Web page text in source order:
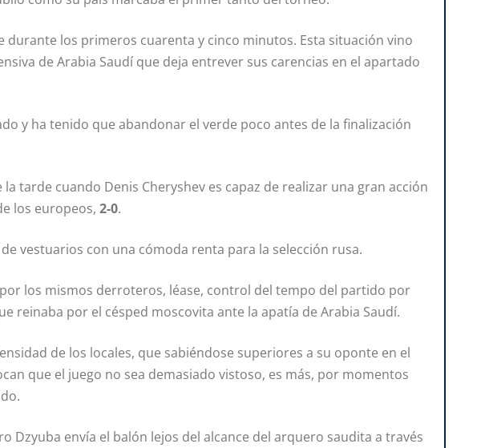
durante los primeros cuarenta y cinco minutos. Esta situación vino
de Arabia Saudí que deja entrever sus carencias en el apartado
y ha tenido que abandonar el verde poco antes de la finalización
tarde cuando Denis Cheryshev es capaz de realizar una gran acción
los europeos, 2-0.
vestuarios con una cómoda renta para la selección rusa.
los mismos derroteros, léase, control del tempo del partido por
reinaba por el césped moscovita ante la apatía de Arabia Saudí.
de los locales, que sabiéndose superiores a su oponte en el
que el juego no sea demasiado vistoso, es más, por momentos
Dzyuba envía el balón lejos del alcance del arquero saudita a través